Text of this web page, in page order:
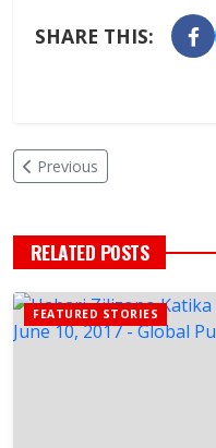
SHARE THIS:
Previous
RELATED POSTS
FEATURED STORIES